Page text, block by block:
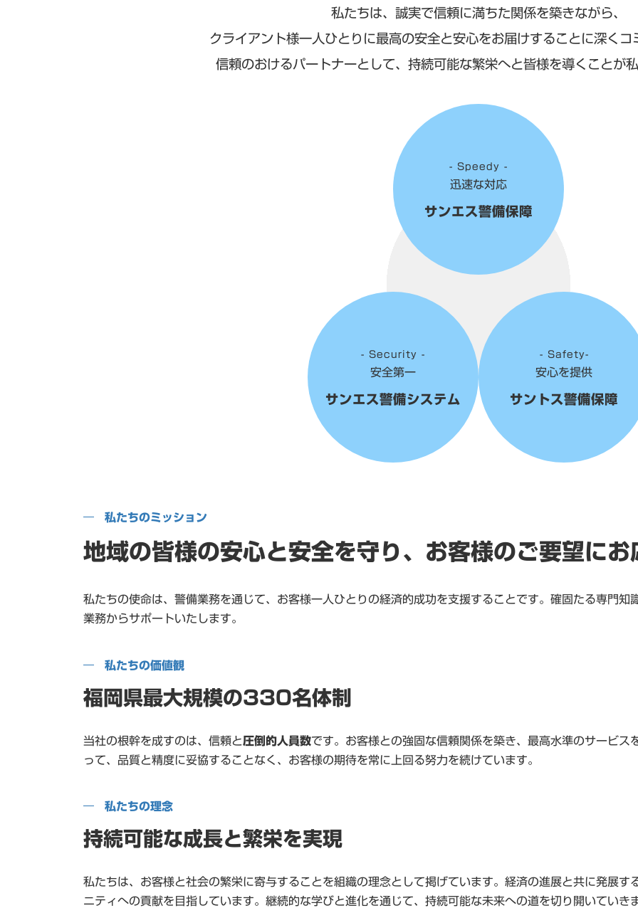
私たちは、誠実で信頼に満ちた関係を築きながら、
クライアント様一人ひとりに最高の安全と安心をお届けすることに深くコ
信頼のおけるパートナーとして、持続可能な繁栄へと皆様を導くことが
- Speedy -
迅速な対応
サンエス警備保障
- Security -
安全第一
サンエス警備システム
- Safety-
安心を提供
サントス警備保障
私たちのミッション
地域の皆様の安心と安全を守り、お客様のご要望にお
私たちの使命は、警備業務を通じて、お客様一人ひとりの経済的成功を支援することです。確固たる専門知
業務からサポートいたします。
私たちの価値観
福岡県最大規模の330名体制
当社の根幹を成すのは、信頼と圧倒的人員数です。お客様との強固な信頼関係を築き、最高水準のサービ
って、品質と精度に妥協することなく、お客様の期待を常に上回る努力を続けています。
私たちの理念
持続可能な成長と繁栄を実現
私たちは、お客様と社会の繁栄に寄与することを組織の理念として掲げています。経済の進展と共に発展す
ニティへの貢献を目指しています。継続的な学びと進化を通じて、持続可能な未来への道を切り開いていき